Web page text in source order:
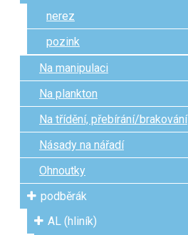
nerez
pozink
Na manipulaci
Na plankton
Na třídění, přebírání/brakování
Násady na nářadí
Ohnoutky
podběrák
AL (hliník)